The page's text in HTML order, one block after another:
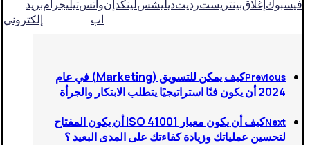
فيسبوكإغلاقبينتريسترديتديليشسلينكدإنواتس
اب
تيليجرامبريد
إلكتروني
Previous
كيف يمكن للتسويق (Marketing) في عام
2024 أن يكون فنًا استراتيجيًا يتطلب الابتكار والجرأة
Next
كيف أن يكون معيار ISO 41001 أن يكون المفتاح
لتحسين عملياتك وزيادة كفاءتك على المدى البعيد ؟